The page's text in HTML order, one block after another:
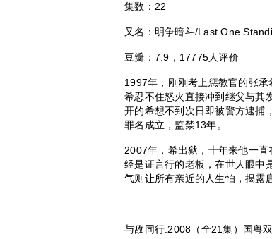
集数： 22
又名：明争暗斗/Last One
豆瓣： 7.9 ， 17775人评价
1997年，刚刚考上惩教官的张
希忍不住怒火直接冲到继父与其
开的希想不到次日即被警方逮捕
罪名成立，监禁13年。
2007年，希出狱，十年来他一
经是证言行的老板，在世人眼中
气则让所有亲近的人生怕，揭露
与敌同行 .2008 （全21集）国粤